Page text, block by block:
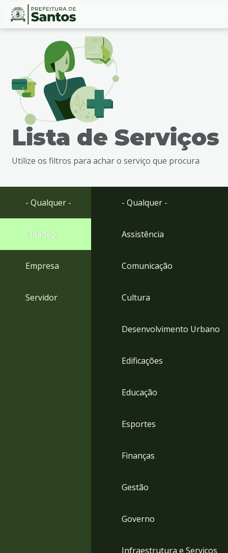
Ir
busca
Ir
rodapé
Conteúdo
Lista de Serviços
Utilize os filtros para achar o serviço que procura
- Qualquer -
Cidadão
Empresa
Servidor
- Qualquer -
Assistência
Comunicação
Cultura
Desenvolvimento Urbano
Edificações
Educação
Esportes
Finanças
Gestão
Governo
Infraestrutura e Serviços